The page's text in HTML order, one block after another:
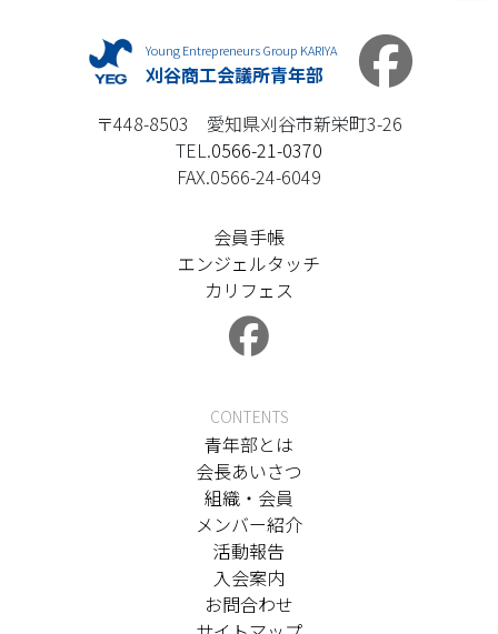
Young Entrepreneurs Group KARIYA
刈谷商工会議所青年部
〒448-8503 愛知県刈谷市新栄町3-26
TEL.0566-21-0370
FAX.0566-24-6049
会員手帳
エンジェルタッチ
カリフェス
CONTENTS
青年部とは
会長あいさつ
組織・会員
メンバー紹介
活動報告
入会案内
お問合わせ